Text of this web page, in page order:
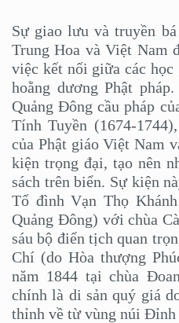
Sự giao lưu và truyền
Trung Hoa và Việt Nam
việc kết nối giữa các
hoằng dương Phật
Quảng Đông cầu pháp
Tính Tuyền (1674-
của Phật giáo Việt Nam
kiện trọng đại, tạo nên
sách trên biển. Sự kiện
Tổ đình Vạn Thọ
Quảng Đông) với chùa
sáu bộ điển tịch quan
Chí (do Hòa thượng
năm 1844 tại chùa
chính là di sản quý giá
thỉnh về từ vùng núi Đỉnh